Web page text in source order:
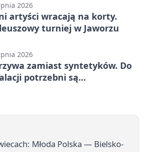
2026
artyści wracają na korty.
turniej w Jaworzu
2026
zamiast syntetyków. Do
potrzebni są
Młoda Polska — Bielsko-